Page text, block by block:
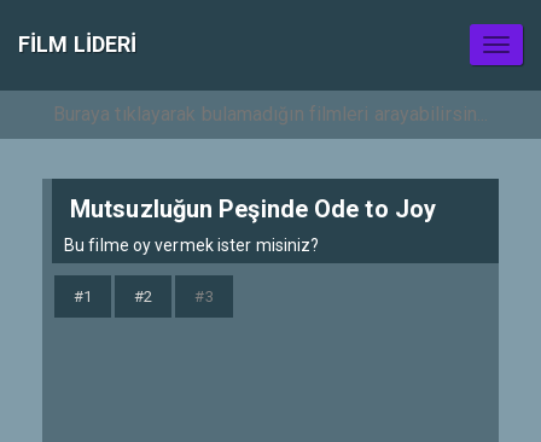
FILM LIDERI
Mutsuzluğun Peşinde Ode to Joy
Bu filme oy vermek ister misiniz?
#1 #2 #3